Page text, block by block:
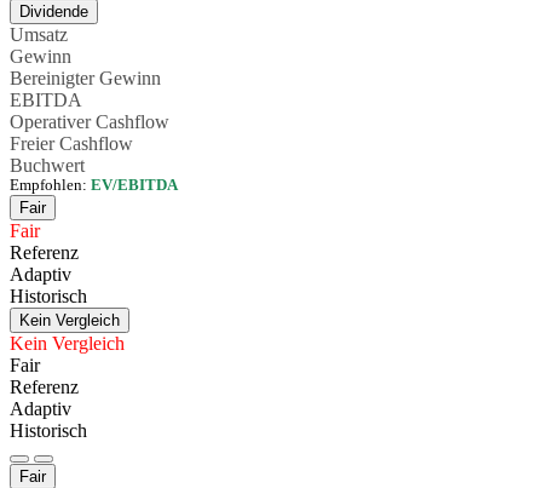
Dividende
Umsatz
Gewinn
Bereinigter Gewinn
EBITDA
Operativer Cashflow
Freier Cashflow
Buchwert
Empfohlen: EV/EBITDA
Fair
Fair
Referenz
Adaptiv
Historisch
Kein Vergleich
Kein Vergleich
Fair
Referenz
Adaptiv
Historisch
Fair